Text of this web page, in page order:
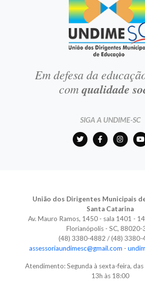
Em defesa da
comqualidade
SIGA A UNDIME-SC
União dos Dirigentes Municipais
Santa Catarina
Av. Mauro Ramos, 1450 - sala 1401 -
Florianópolis - SC, 88020-
(48) 3380-4882 / (48) 3380-
assessoriaundimesc@gmail.com -
Atendimento: Segunda à sexta-feira, das
13h às 18:00